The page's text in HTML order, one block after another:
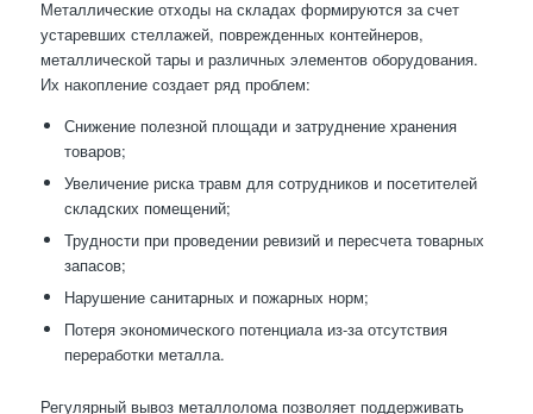
Металлические отходы на складах формируются за счет
устаревших стеллажей, поврежденных контейнеров,
металлической тары и различных элементов оборудования.
Их накопление создает ряд проблем:
Снижение полезной площади и затруднение хранения
товаров;
Увеличение риска травм для сотрудников и посетителей
складских помещений;
Трудности при проведении ревизий и пересчета товарных
запасов;
Нарушение санитарных и пожарных норм;
Потеря экономического потенциала из-за отсутствия
переработки металла.
Регулярный вывоз металлолома позволяет поддерживать